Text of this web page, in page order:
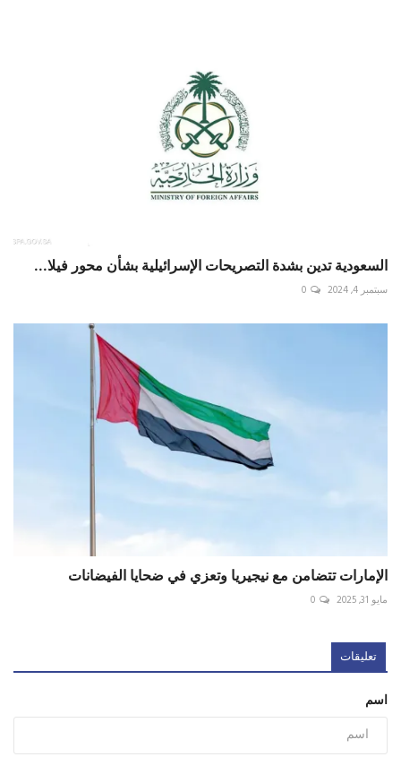
السعودية تدين بشدة التصريحات الإسرائيلية بشأن محور فيلا...
سبتمبر 4, 2024 0
الإمارات تتضامن مع نيجيريا وتعزي في ضحايا الفيضانات
مايو 31, 2025 0
تعليقات
اسم